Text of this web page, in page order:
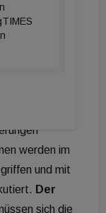
Energie
auch dem
werden im
und mit
Der
sich die